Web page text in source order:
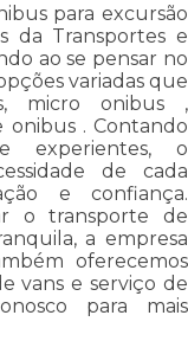
para excursão
da Transportes e
ao se pensar no
variadas que
micro onibus ,
. Contando
experientes, o
de cada
e confiança.
o transporte de
a empresa
oferecemos
vans e serviço de
para mais